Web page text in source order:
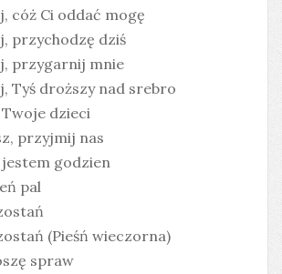
cóż Ci oddać mogę
przychodzę dziś
przygarnij mnie
Tyś droższy nad srebro
Twoje dzieci
przyjmij nas
jestem godzien
pal
(Pieśń wieczorna)
spraw